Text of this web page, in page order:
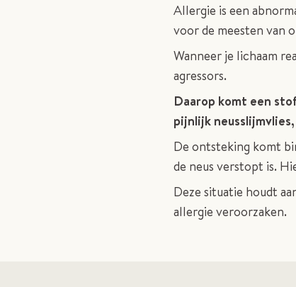
Allergie is een
voor de meesten van
Wanneer je lichaam
agressors.
Daarop komt een
pijnlijk
De ontsteking komt
de neus verstopt is.
Deze situatie houdt
allergie veroorzaken.